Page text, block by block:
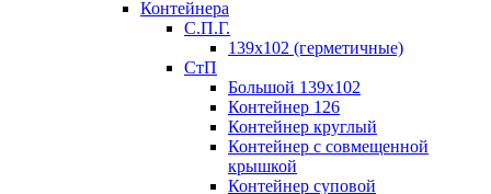
Контейнера
С.П.Г.
139х102 (герметичные)
СтП
Большой 139х102
Контейнер 126
Контейнер круглый
Контейнер с совмещенной
крышкой
Контейнер суповой